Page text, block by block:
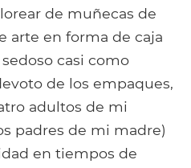
de muñecas de
arte en forma de caja
casi como
de los empaques,
adultos de mi
padres de mi madre)
en tiempos de